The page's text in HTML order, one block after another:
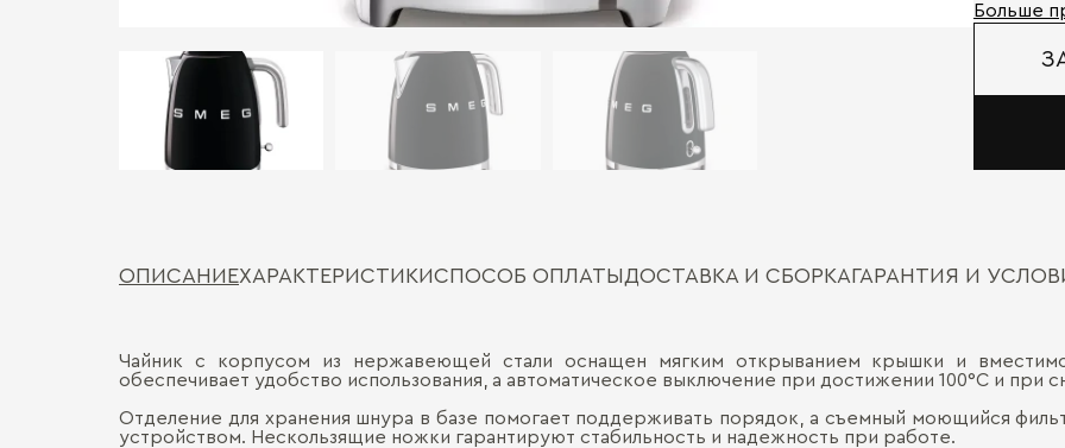
Больше
ОПИСАНИЕХАРАКТЕРИСТИКИСПОСОБ ОПЛАТЫДОСТАВКА И СБОРКАГАРАНТИЯ И
Чайник с корпусом из нержавеющей стали оснащен мягким открыванием крышки и
обеспечивает удобство использования, а автоматическое выключение при достижении 100°С и при
Отделение для хранения шнура в базе помогает поддерживать порядок, а съемный моющийся
устройством. Нескользящие ножки гарантируют стабильность и надежность при работе.